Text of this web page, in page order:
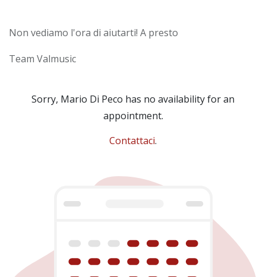
Non vediamo l'ora di aiutarti! A presto
Team Valmusic
Sorry, Mario Di Peco has no availability for an
appointment.
Contattaci.